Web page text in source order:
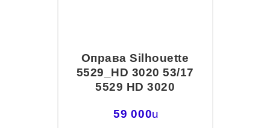
Оправа Silhouette
5529_HD 3020 53/17
5529 HD 3020
59 000u